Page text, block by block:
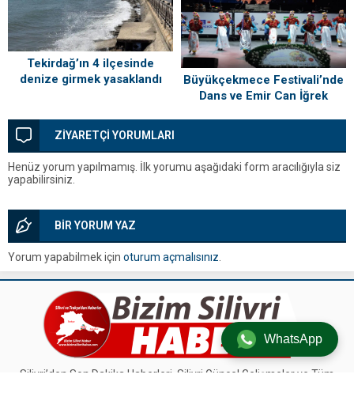
Tekirdağ’ın 4 ilçesinde
denize girmek yasaklandı
Büyükçekmece Festivali’nde
Dans ve Emir Can İğrek
ZİYARETÇİ YORUMLARI
Henüz yorum yapılmamış. İlk yorumu aşağıdaki form aracılığıyla siz
yapabilirsiniz.
BİR YORUM YAZ
Yorum yapabilmek için oturum açmalısınız
Silivri’den Son Dakika Haberleri, Silivri Güncel Gelişmeler ve Tüm
WhatsApp